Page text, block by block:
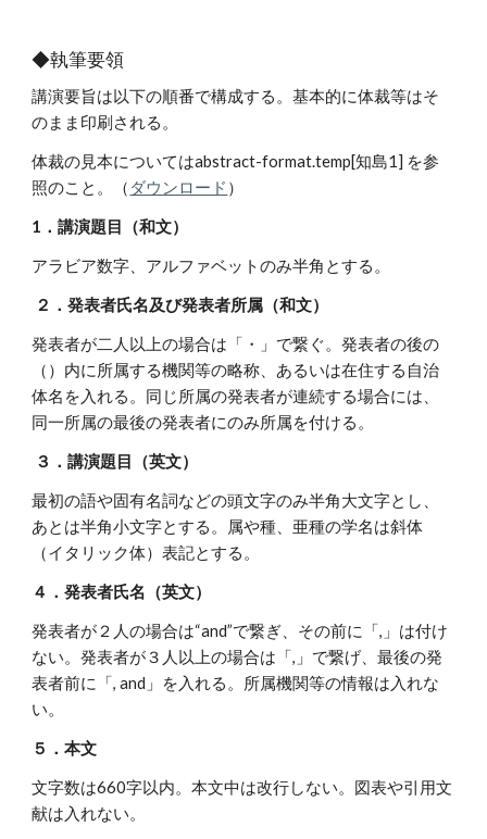
◆執筆要領
講演要旨は以下の順番で構成する。基本的に体裁等はそ
のまま印刷される。
体裁の見本についてはabstract-format.temp[知島1] を参
照のこと。
（ ダウンロード ）
1．講演題目（和文）
アラビア数字、アルファベットのみ半角とする。
２．発表者氏名及び発表者所属（和文）
発表者が二人以上の場合は「・」で繋ぐ。発表者の後の
（）内に所属する機関等の略称、あるいは在住する自治
体名を入れる。同じ所属の発表者が連続する場合には、
同一所属の最後の発表者にのみ所属を付ける。
３．講演題目（英文）
最初の語や固有名詞などの頭文字のみ半角大文字とし、
あとは半角小文字とする。属や種、亜種の学名は斜体
（イタリック体）表記とする。
４．発表者氏名（英文）
発表者が２人の場合は“and”で繋ぎ、その前に「,」は付け
ない。発表者が３人以上の場合は「,」で繋げ、最後の発
表者前に「, and」を入れる。所属機関等の情報は入れな
い。
５．本文
文字数は660字以内。本文中は改行しない。図表や引用文
献は入れない。